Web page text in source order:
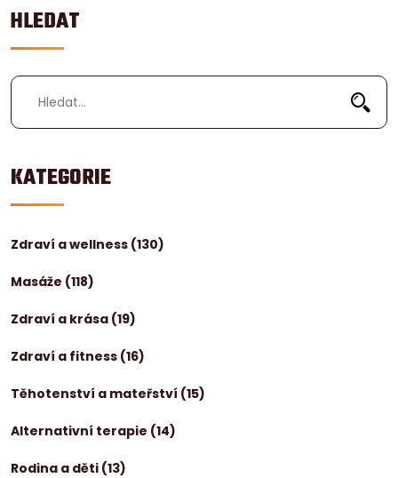
HLEDAT
KATEGORIE
Zdraví a wellness (130)
Masáže (118)
Zdraví a krása (19)
Zdraví a fitness (16)
Těhotenství a mateřství (15)
Alternativní terapie (14)
Rodina a děti (13)